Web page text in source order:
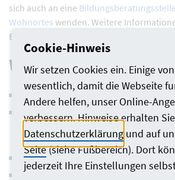
sich auch an eine
Wohnortes wenden. Weitere
Bildungsprämie finden Sie
Weiterführende Links
Baukammerngesetz NRW
Gesetz zur Feststellung der
Berufsqualifikationen in Nordrhein-
EU-Berufsanerkennungsrichtlinie
Informationen zu den
Cookie-Hinweis
Wir setzen Cookies ein. Einige
wesentlich, damit die Webseite
Andere helfen, unser Online-
verbessern. Hinweise erhalten
Datenschutzerklärung und auf
Seite(siehe Fußbereich). Dort
jederzeit Ihre Einstellungen